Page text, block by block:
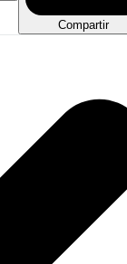
Compartir